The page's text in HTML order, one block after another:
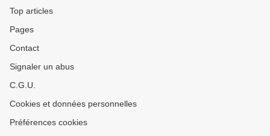
Top articles
Pages
Contact
Signaler un abus
C.G.U.
Cookies et données personnelles
Préférences cookies